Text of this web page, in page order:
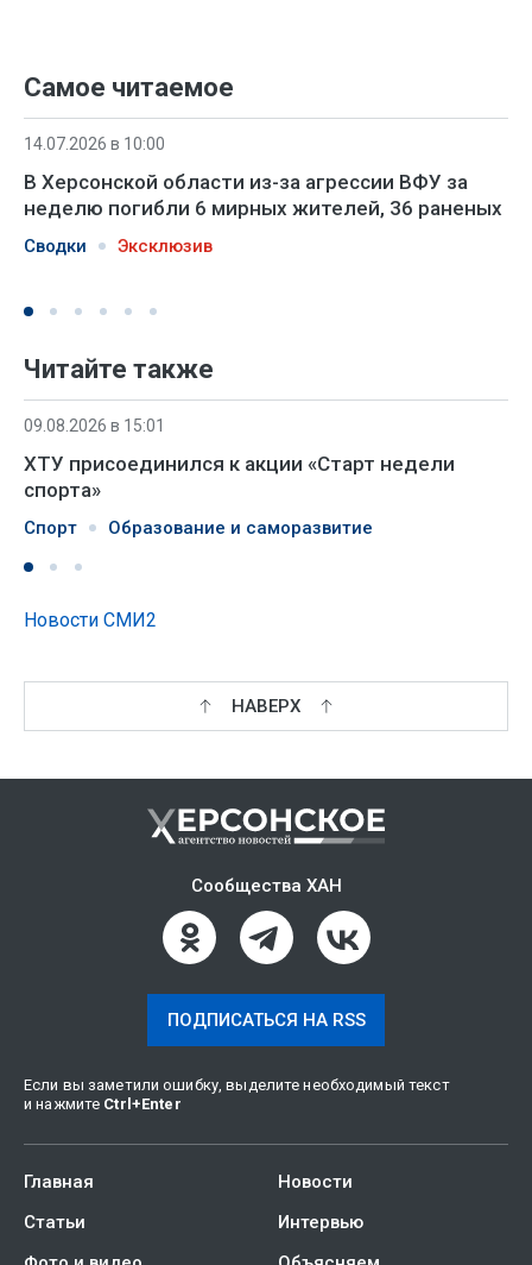
Самое читаемое
14.07.2026 в 10:00
В Херсонской области из-за агрессии ВФУ за
неделю погибли 6 мирных жителей, 36 раненых
Сводки Эксклюзив
Читайте также
09.08.2026 в 15:01
ХТУ присоединился к акции «Старт недели
спорта»
Спорт Образование и саморазвитие
Новости СМИ2
НАВЕРХ
Сообщества ХАН
ПОДПИСАТЬСЯ НА RSS
Если вы заметили ошибку, выделите необходимый текст
и нажмите Ctrl +Enter
Главная
Новости
Статьи
Интервью